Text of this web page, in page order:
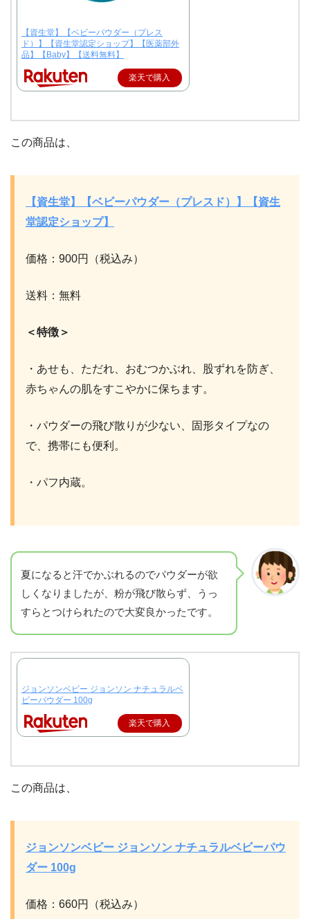
【資生堂】【ベビーパウダー（プレス
ド）】【資生堂認定ショップ】【医薬部外
品】【Baby】【送料無料】
楽天で購入
この商品は、
【資生堂】【ベビーパウダー（プレスド）】【資生
堂認定ショップ】
価格：900円（税込み）
送料：無料
＜特徴＞
・あせも、ただれ、おむつかぶれ、股ずれを防ぎ、
赤ちゃんの肌をすこやかに保ちます。
・パウダーの飛び散りが少ない、固形タイプなの
で、携帯にも便利。
・パフ内蔵。
夏になると汗でかぶれるのでパウダーが欲
しくなりましたが、粉が飛び散らず、うっ
すらとつけられたので大変良かったです。
ジョンソンベビー ジョンソン ナチュラルベ
ビーパウダー 100g
楽天で購入
この商品は、
ジョンソンベビー ジョンソン ナチュラルベビーパウ
ダー 100g
価格：660円（税込み）